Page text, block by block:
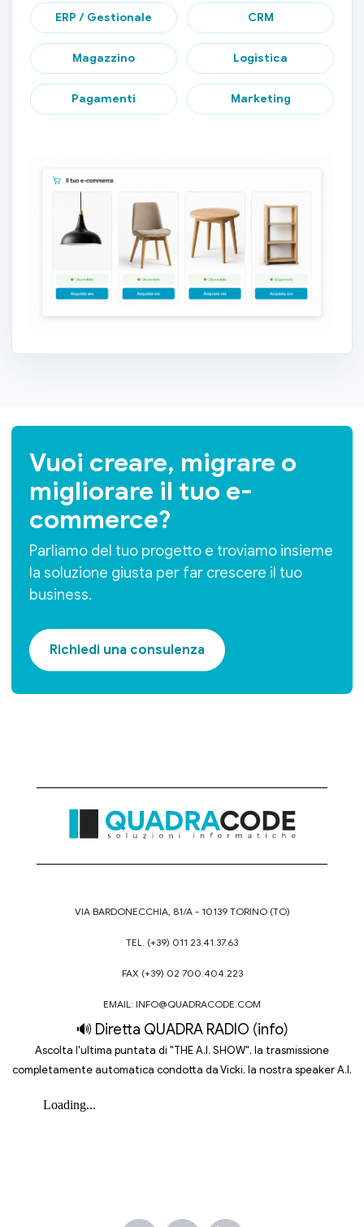
ERP / Gestionale CRM
Magazzino Logistica
Pagamenti Marketing
Vuoi creare, migrare o
migliorare il tuo e-
commerce?
Parliamo del tuo progetto e troviamo insieme
la soluzione giusta per far crescere il tuo
business.
Richiedi una consulenza
VIA BARDONECCHIA, 81/A - 10139 TORINO (TO)
TEL. (+39) 011 23.41.37.63
FAX (+39) 02 700.404.223
EMAIL: INFO@QUADRACODE.COM
🔊 Diretta QUADRA RADIO (info)
Ascolta l'ultima puntata di "THE A.I. SHOW", la trasmissione
completamente automatica condotta da Vicki, la nostra speaker A.I.